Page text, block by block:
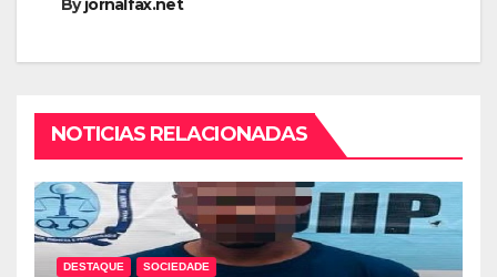
Byjornalfax.net
NOTICIAS RELACIONADAS
DESTAQUE SOCIEDADE